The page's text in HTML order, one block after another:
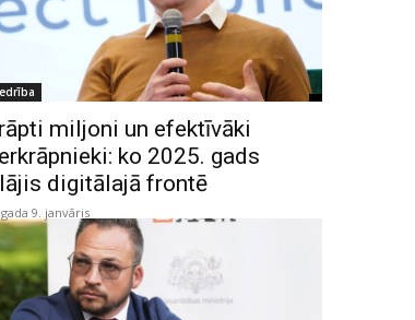
miljoni un efektīvāki
ko 2025. gads
digitālajā frontē
9. janvāris